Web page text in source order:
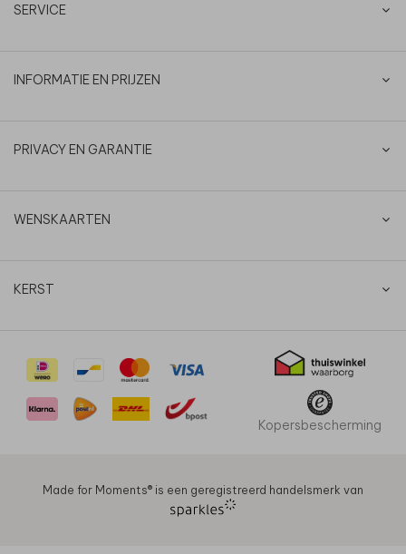
SERVICE
INFORMATIE EN PRIJZEN
PRIVACY EN GARANTIE
WENSKAARTEN
KERST
Kopersbescherming
Made for Moments®️ is een geregistreerd handelsmerk van